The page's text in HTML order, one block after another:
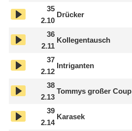
35
2.10
Drücker
36
2.11
Kollegentausch
37
2.12
Intriganten
38
2.13
Tommys großer Coup
39
2.14
Karasek